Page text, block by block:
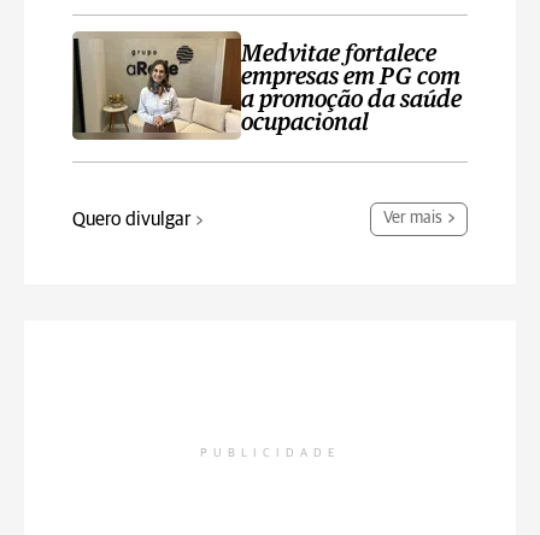
Medvitae fortalece
empresas em PG com
a promoção da saúde
ocupacional
Quero divulgar Ver mais
PUBLICIDADE